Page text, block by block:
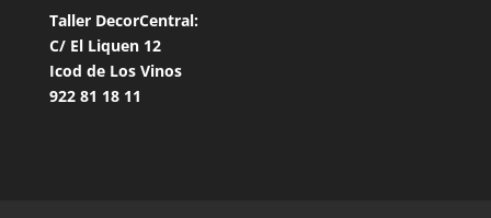
Taller DecorCentral:
C/ El Liquen 12
Icod de Los Vinos
922 81 18 11